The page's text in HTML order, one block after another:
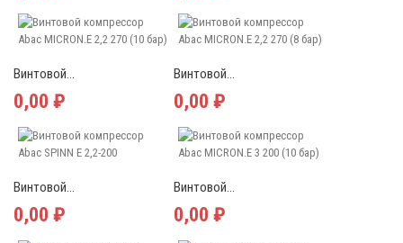
Винтовой...
0,00 ₽
Винтовой...
0,00 ₽
Винтовой...
0,00 ₽
Винтовой...
0,00 ₽